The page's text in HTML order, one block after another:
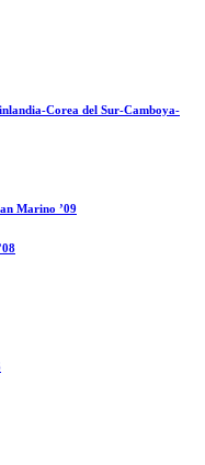
Corea del Sur-Camboya-
Marino ’09